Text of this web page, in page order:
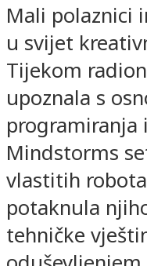
Mali polaznici
u svijet
Tijekom
upoznala s
programiranja
Mindstorms
vlastitih
potaknula
tehničke